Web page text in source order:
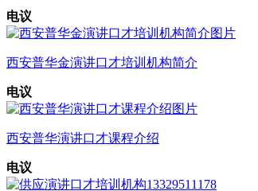
电议
西安普华金演讲口才培训机构简介
电议
西安普华演讲口才课程介绍
电议